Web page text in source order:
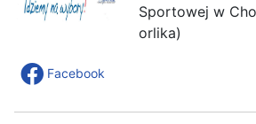
Sportowej w
orlika)
Facebook